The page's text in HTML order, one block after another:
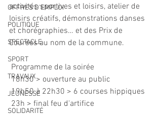
OFFRES D'EMPLOI
POLITIQUE
SPECTACLE
SPORT
TRAVAUX
JEUNESSE
SOLIDARITÉ
activités sportives et loisirs, atelier de
loisirs créatifs, démonstrations danses
et chorégraphies… et des Prix de
Courses au nom de la commune.
Programme de la soirée
18h30 > ouverture au public
19h50 à 22h30 > 6 courses hippiques
23h > final feu d'artifice